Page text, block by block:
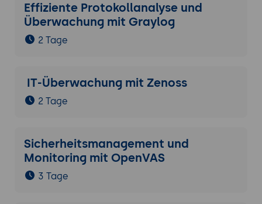
Effiziente Protokollanalyse und
Überwachung mit Graylog
2 Tage
IT-Überwachung mit Zenoss
2 Tage
Sicherheitsmanagement und
Monitoring mit OpenVAS
3 Tage